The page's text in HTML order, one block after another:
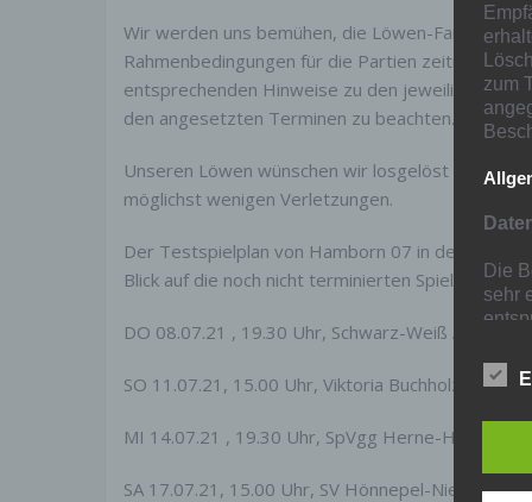
Wir werden uns bemühen, die Löwen-Fans und
Rahmenbedingungen für die Partien zeitnah auf
entsprechenden Hinweise zu den jeweiligen
den angesetzten Terminen zu beachten.
Unseren Löwen wünschen wir losgelöst davon
möglichst wenigen Verletzungen.
Der Testspielplan von Hamborn 07 in der
Blick auf die noch nicht terminierten Spiele im
DO 08.07.21 , 19.30 Uhr, Schwarz-Weiß Alstaden
SO 11.07.21, 15.00 Uhr, Viktoria Buchholz
MI 14.07.21 , 19.30 Uhr, SpVgg Herne-
SA 17.07.21, 15.00 Uhr, SV Hönnepel-
zum
Die
sehr
mit